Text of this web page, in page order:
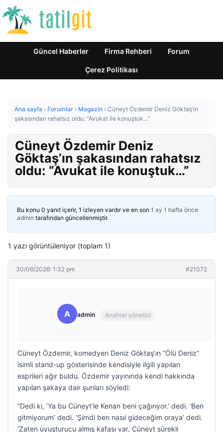
Güncel Haberler Firma Rehberi Forum
Çerez Politikası
Ana sayfa › Forumlar › Magazin › Cüneyt Özdemir Deniz Göktaş’ın
şakasından rahatsız oldu: “Avukat ile konuştuk…”
Cüneyt Özdemir Deniz
Göktaş’ın şakasından rahatsız
oldu: “Avukat ile konuştuk…”
Bu konu 0 yanıt içerir, 1 izleyen vardır ve en son 1 ay 1 hafta önce
admin tarafından güncellenmiştir.
1 yazı görüntüleniyor (toplam 1)
30/06/2026: 1:32 pm #21072
A admin Anahtar yönetici
Cüneyt Özdemir, komedyen Deniz Göktaş’ın “Ölü Deniz”
isimli stand-up gösterisinde kendisiyle ilgili yapılan
esprileri ağır buldu. Özdemir yayınında kendi hakkında
yapılan şakaya dair şunları söyledi:
“Dedi ki, ‘Ya bu Cüneyt’le Kenan beni çağırıyor.’ dedi. ‘Ben
gitmiyorum’ dedi. ‘Şimdi ben nasıl gideceğim oraya’ dedi.
‘Zaten uyuşturucu almış kafası var, Cüneyt sürekli